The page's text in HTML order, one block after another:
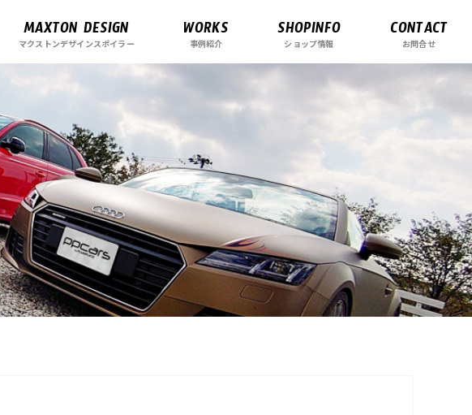
MAXTON DESIGN
マクストンデザインスポイラー WORKS
事例紹介 SHOPINFO
ショップ情報 CONTACT
お問合せ